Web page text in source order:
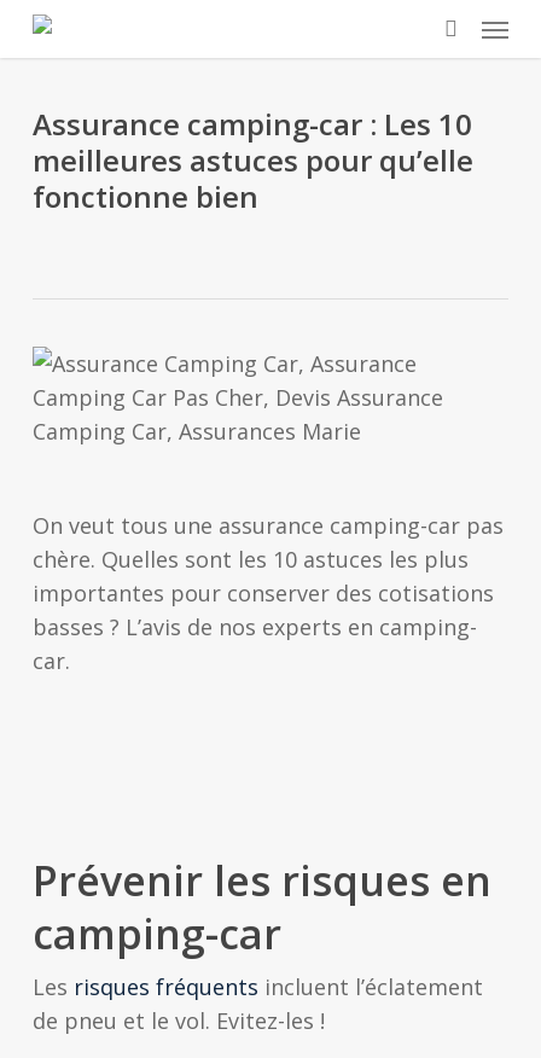
Skip
content
search
Menu
Assurance camping-car : Les 10
meilleures astuces pour qu’elle
fonctionne bien
On veut tous une assurance camping-car pas
chère. Quelles sont les 10 astuces les plus
importantes pour conserver des cotisations
basses ? L’avis de nos experts en camping-
car.
Prévenir les risques en
camping-car
Les risques fréquents incluent l’éclatement
de pneu et le vol. Evitez-les !